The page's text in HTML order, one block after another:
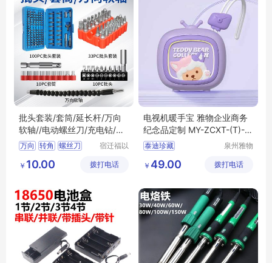
批头套装/套筒/延长杆/万向
软轴//电动螺丝刀/充电钻/起
子机/通用
万向 转角
螺丝刀
宿迁福以
务有限公
￥ 10.00 拨打电话
电视机暖手宝 雅物企业商务
纪念品定制 MY-ZCXT-(T)-5
7泰迪珍藏
企业商务 纪念品定制
泉州雅物
公司
￥ 49.00 拨打电话